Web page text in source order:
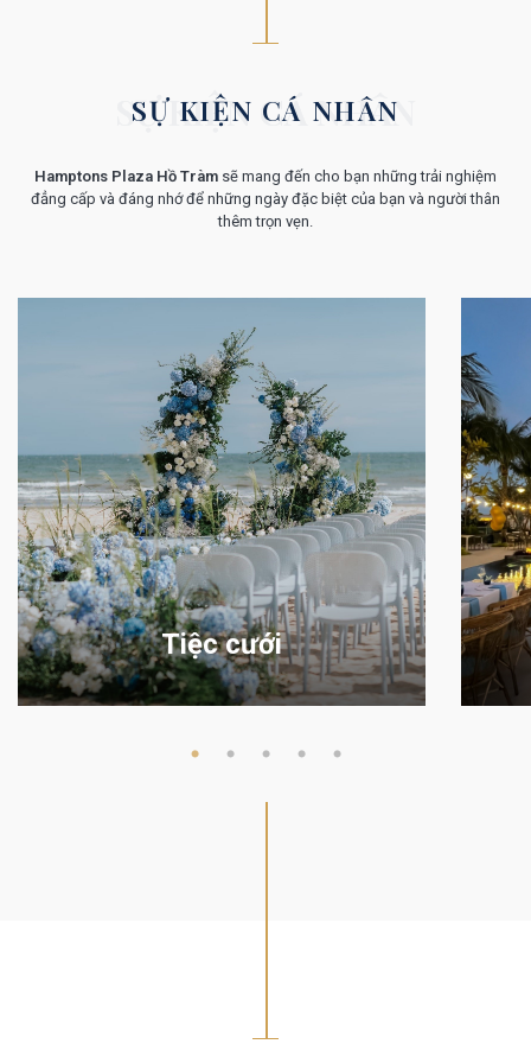
SỰ KIỆN CÁ NHÂN
SỰ KIỆN CÁ NHÂN
Hamptons Plaza Hồ Tràm sẽ mang đến cho bạn những trải nghiệm
đẳng cấp và đáng nhớ để những ngày đặc biệt của bạn và người thân
thêm trọn vẹn.
Tiệc cưới